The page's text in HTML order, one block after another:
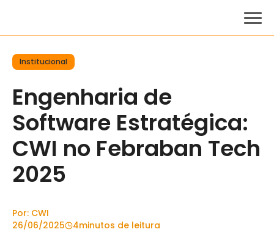
Institucional
Engenharia de
Software Estratégica:
CWI no Febraban Tech
2025
Por: CWI
26/06/2025
4minutos de leitura